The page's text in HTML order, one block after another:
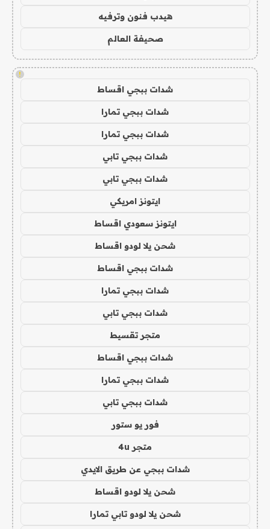
هيدب فنون وترفيه
صحيفة العالم
!
شدات ببجي اقساط
شدات ببجي تمارا
شدات ببجي تمارا
شدات ببجي تابي
شدات ببجي تابي
ايتونز امريكي
ايتونز سعودي اقساط
شحن يلا لودو اقساط
شدات ببجي اقساط
شدات ببجي تمارا
شدات ببجي تابي
متجر تقسيط
شدات ببجي اقساط
شدات ببجي تمارا
شدات ببجي تابي
فور يو ستور
متجر 4u
شدات ببجي عن طريق الايدي
شحن يلا لودو اقساط
شحن يلا لودو تابي تمارا